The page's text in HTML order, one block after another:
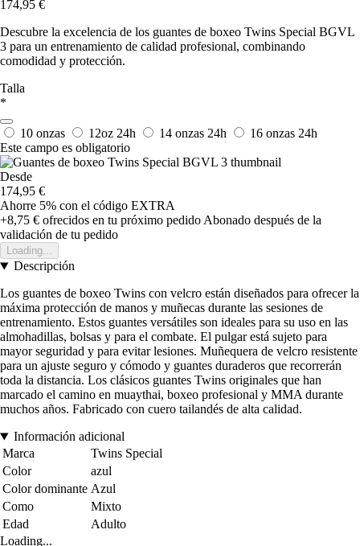
174,95 €
Descubre la excelencia de los guantes de boxeo Twins Special BGVL
3 para un entrenamiento de calidad profesional, combinando
comodidad y protección.
Talla
*
10 onzas 12oz 24h 14 onzas 24h 16 onzas 24h
Este campo es obligatorio
Desde
174,95 €
Ahorre 5% con el código EXTRA
+8,75 € ofrecidos en tu próximo pedido Abonado después de la
validación de tu pedido
Loading...
Descripción
Los guantes de boxeo Twins con velcro están diseñados para ofrecer la
máxima protección de manos y muñecas durante las sesiones de
entrenamiento. Estos guantes versátiles son ideales para su uso en las
almohadillas, bolsas y para el combate. El pulgar está sujeto para
mayor seguridad y para evitar lesiones. Muñequera de velcro resistente
para un ajuste seguro y cómodo y guantes duraderos que recorrerán
toda la distancia. Los clásicos guantes Twins originales que han
marcado el camino en muaythai, boxeo profesional y MMA durante
muchos años. Fabricado con cuero tailandés de alta calidad.
Información adicional
Marca
Twins Special
Color
azul
Color dominante Azul
Como
Mixto
Edad
Adulto
Loading...